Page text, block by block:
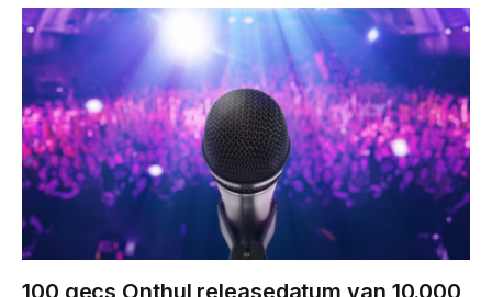
100 gecs Onthul releasedatum van 10.000